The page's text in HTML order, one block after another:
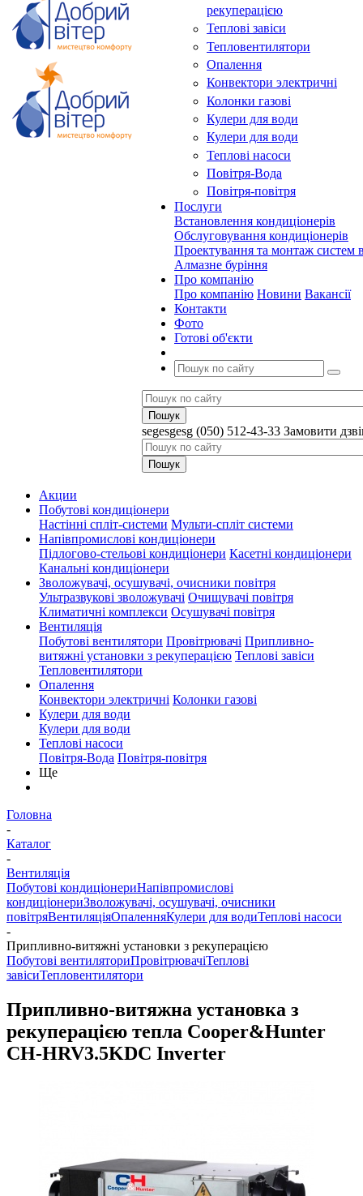
рекуперацією
Теплові завіси
Тепловентилятори
Опалення
Конвектори электричні
Колонки газові
Кулери для води
Кулери для води
Теплові насоси
Повітря-Вода
Повітря-повітря
Послуги
Встановлення кондиціонерів
Обслуговування кондиціонерів
Проектування та монтаж систем
Алмазне буріння
Про компанію
Про компанію Новини Вакансії
Контакти
Фото
Готові об'єкти
segesgesg (050) 512-43-33 Замовити
Акции
Побутові кондиціонери
Настінні спліт-системи Мульти-спліт системи
Напівпромислові кондиціонери
Підлогово-стельові кондиціонери Касетні кондиціонери
Канальні кондиціонери
Зволожувачі, осушувачі, очисники повітря
Ультразвукові зволожувачі Очищувачі повітря
Климатичні комплекси Осушувачі повітря
Вентиляція
Побутові вентилятори Провітрювачі Припливно-
витяжні установки з рекуперацією Теплові завіси
Тепловентилятори
Опалення
Конвектори электричні Колонки газові
Кулери для води
Кулери для води
Теплові насоси
Повітря-Вода Повітря-повітря
Ще
Головна
-
Каталог
-
Вентиляція
Побутові кондиціонериНапівпромислові
кондиціонериЗволожувачі, осушувачі, очисники
повітряВентиляціяОпаленняКулери для водиТеплові насоси
-
Припливно-витяжні установки з рекуперацією
Побутові вентиляториПровітрювачіТеплові
завісиТепловентилятори
Припливно-витяжна установка з
рекуперацією тепла Cooper&Hunter
CH-HRV3.5KDC Inverter